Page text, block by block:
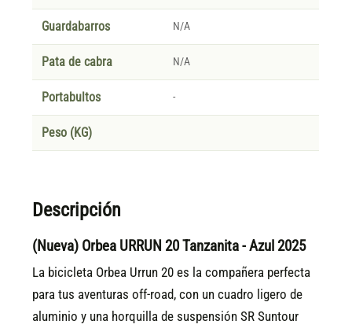
Guardabarros N/A
Pata de cabra N/A
Portabultos -
Peso (KG)
Descripción
(Nueva) Orbea URRUN 20 Tanzanita - Azul 2025
La bicicleta Orbea Urrun 20 es la compañera perfecta
para tus aventuras off-road, con un cuadro ligero de
aluminio y una horquilla de suspensión SR Suntour